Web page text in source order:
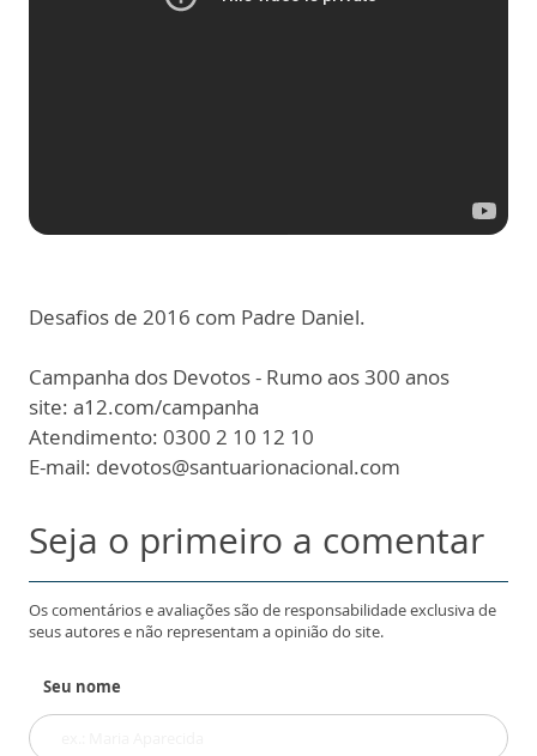
Desafios de 2016 com Padre Daniel.
Campanha dos Devotos - Rumo aos 300 anos
site: a12.com/campanha
Atendimento: 0300 2 10 12 10
E-mail: devotos@santuarionacional.com
Seja o primeiro a comentar
Os comentários e avaliações são de responsabilidade exclusiva de
seus autores e não representam a opinião do site.
Seu nome